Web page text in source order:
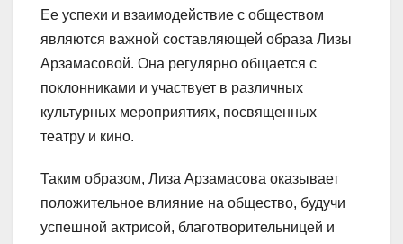
Ее успехи и взаимодействие с обществом
являются важной составляющей образа Лизы
Арзамасовой. Она регулярно общается с
поклонниками и участвует в различных
культурных мероприятиях, посвященных
театру и кино.
Таким образом, Лиза Арзамасова оказывает
положительное влияние на общество, будучи
успешной актрисой, благотворительницей и